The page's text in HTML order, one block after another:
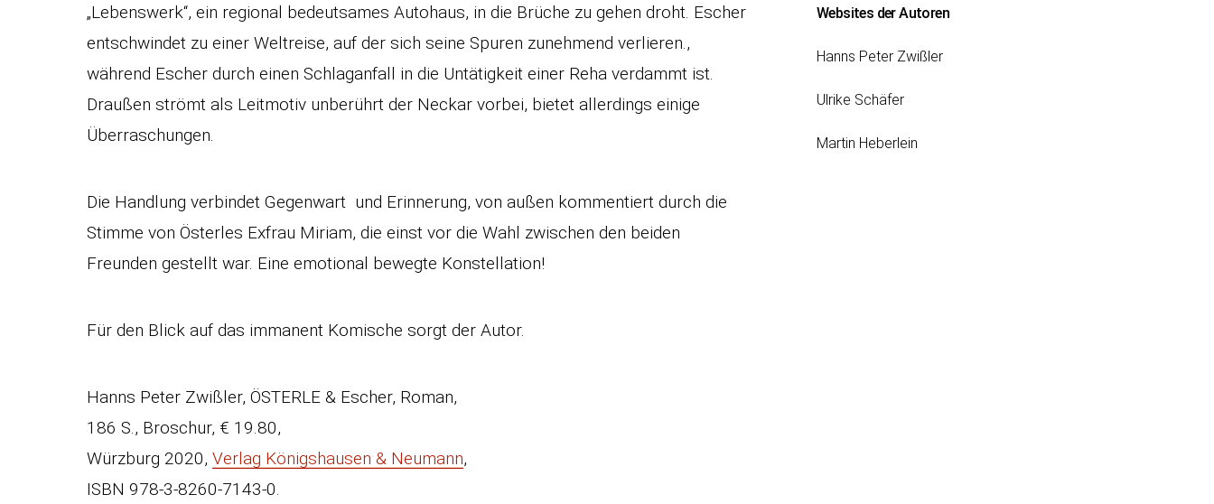
„Lebenswerk“, ein regional bedeutsames Autohaus, in die Brüche zu gehen droht. Escher
entschwindet zu einer Weltreise, auf der sich seine Spuren zunehmend verlieren.,
während Escher durch einen Schlaganfall in die Untätigkeit einer Reha verdammt ist.
Draußen strömt als Leitmotiv unberührt der Neckar vorbei, bietet allerdings einige
Überraschungen.
Die Handlung verbindet Gegenwart und Erinnerung, von außen kommentiert durch die
Stimme von Österles Exfrau Miriam, die einst vor die Wahl zwischen den beiden
Freunden gestellt war. Eine emotional bewegte Konstellation!
Für den Blick auf das immanent Komische sorgt der Autor.
Hanns Peter Zwißler, ÖSTERLE & Escher, Roman,
186 S., Broschur, € 19.80,
Würzburg 2020, Verlag Königshausen & Neumann,
ISBN 978-3-8260-7143-0.
Websites der Autoren
Hanns Peter Zwißler
Ulrike Schäfer
Martin Heberlein